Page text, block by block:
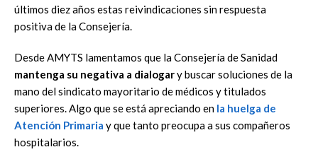
últimos diez años estas reivindicaciones sin respuesta
positiva de la Consejería.
Desde AMYTS lamentamos que la Consejería de Sanidad
mantenga su negativa a dialogary buscar soluciones de la
mano del sindicato mayoritario de médicos y titulados
superiores. Algo que se está apreciando en la huelga de
Atención Primaria y que tanto preocupa a sus compañeros
hospitalarios.